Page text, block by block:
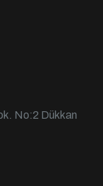
No:2 Dükkan